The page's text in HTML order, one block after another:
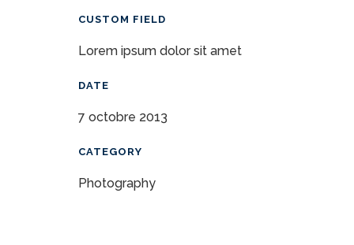
CUSTOM FIELD
Lorem ipsum dolor sit amet
DATE
7 octobre 2013
CATEGORY
Photography